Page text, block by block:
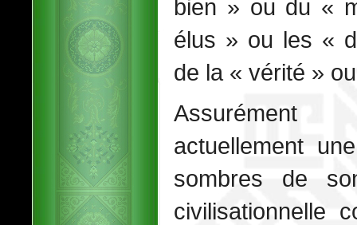
bien » ou du «
élus » ou les «
de la « vérité »
Assurément
actuellement
sombres de
civilisationnelle